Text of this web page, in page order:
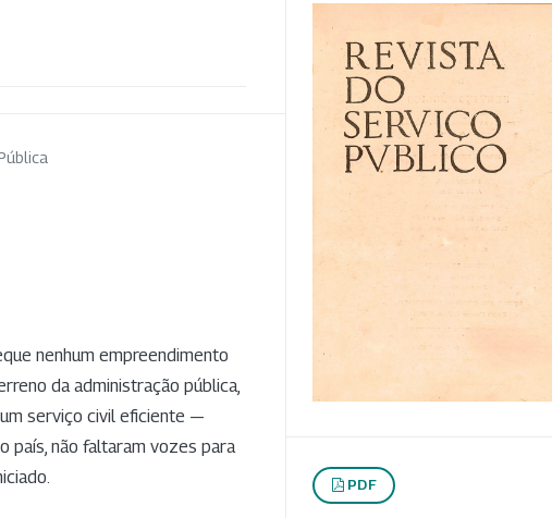
nenhum empreendimento
da administração pública,
serviço civil eficiente —
país, não faltaram vozes para
PDF